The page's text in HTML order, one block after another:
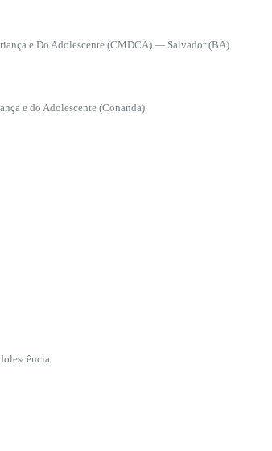
e Do Adolescente (CMDCA) — Salvador (BA)
e do Adolescente (Conanda)